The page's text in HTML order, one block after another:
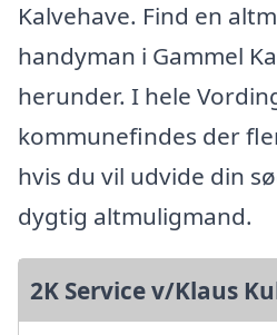
Kalvehave. Find en
handyman i Gammel
herunder. I hele
kommunefindes der
hvis du vil udvide din
dygtig altmuligmand.
2K Service v/Klaus